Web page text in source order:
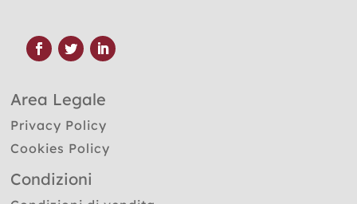
Area Legale
Privacy Policy
Cookies Policy
Condizioni